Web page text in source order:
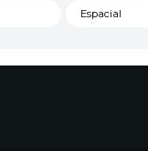
Espacial